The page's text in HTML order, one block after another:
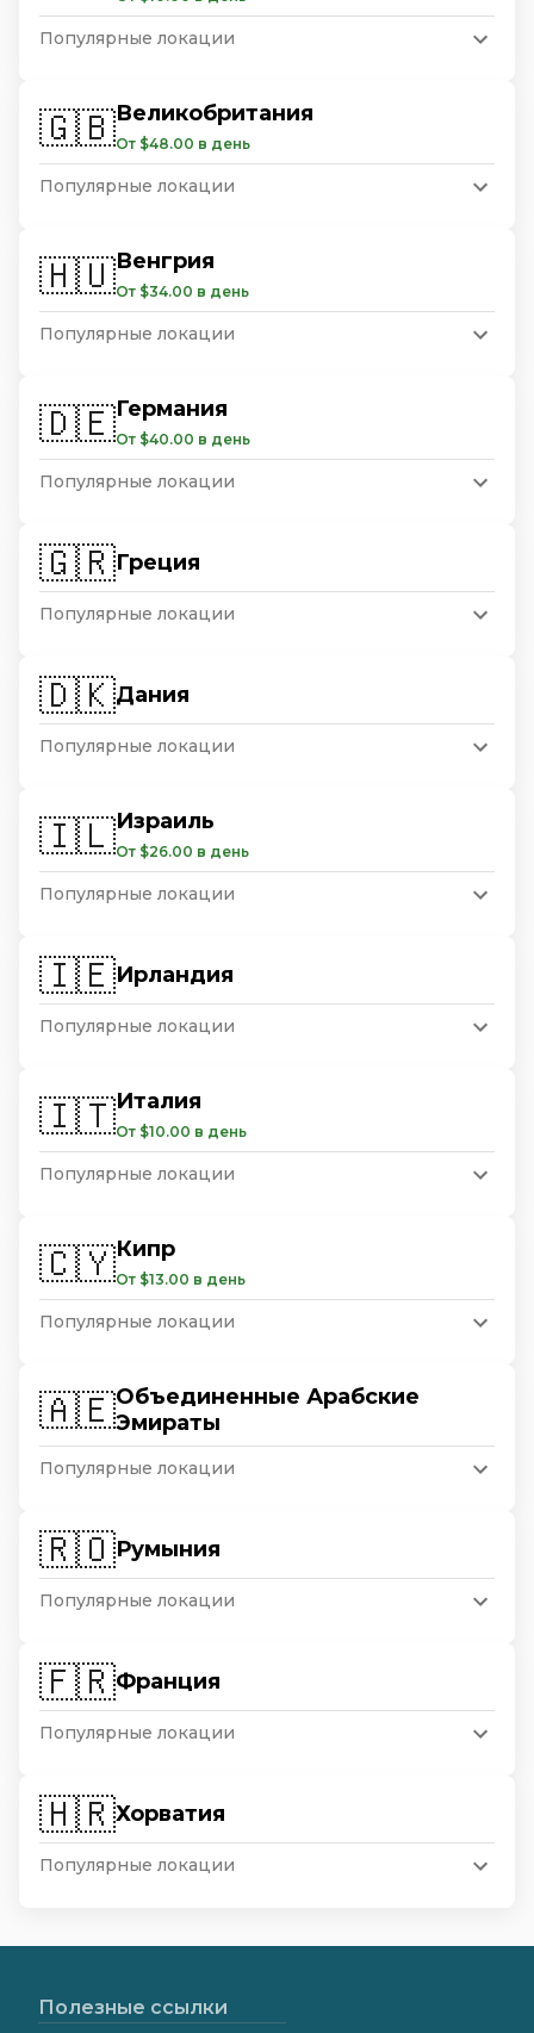
Популярные локации
🇬🇧Великобритания
От $48.00 в день
Популярные локации
🇭🇺Венгрия
От $34.00 в день
Популярные локации
🇩🇪Германия
От $40.00 в день
Популярные локации
🇬🇷Греция
Популярные локации
🇩🇰Дания
Популярные локации
🇮🇱Израиль
От $26.00 в день
Популярные локации
🇮🇪Ирландия
Популярные локации
🇮🇹Италия
От $10.00 в день
Популярные локации
🇨🇾Кипр
От $13.00 в день
Популярные локации
🇦🇪Объединенные Арабские
Эмираты
Популярные локации
🇷🇴Румыния
Популярные локации
🇫🇷Франция
Популярные локации
🇭🇷Хорватия
Популярные локации
Полезные ссылки